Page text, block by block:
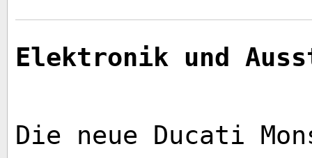
Elektronik und
Die neue Ducati